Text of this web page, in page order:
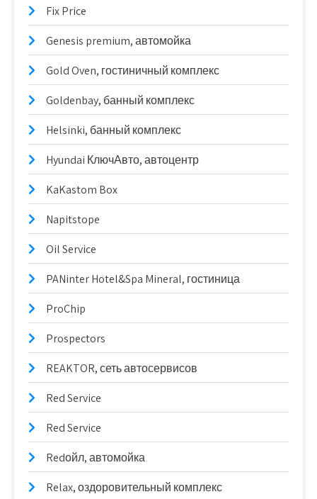
Fix Price
Genesis premium, автомойка
Gold Oven, гостиничный комплекс
Goldenbay, банный комплекс
Helsinki, банный комплекс
Hyundai КлючАвто, автоцентр
KaKastom Box
Napitstope
Oil Service
PANinter Hotel&Spa Mineral, гостиница
ProChip
Prospectors
REAKTOR, сеть автосервисов
Red Service
Red Service
Redойл, автомойка
Relax, оздоровительный комплекс